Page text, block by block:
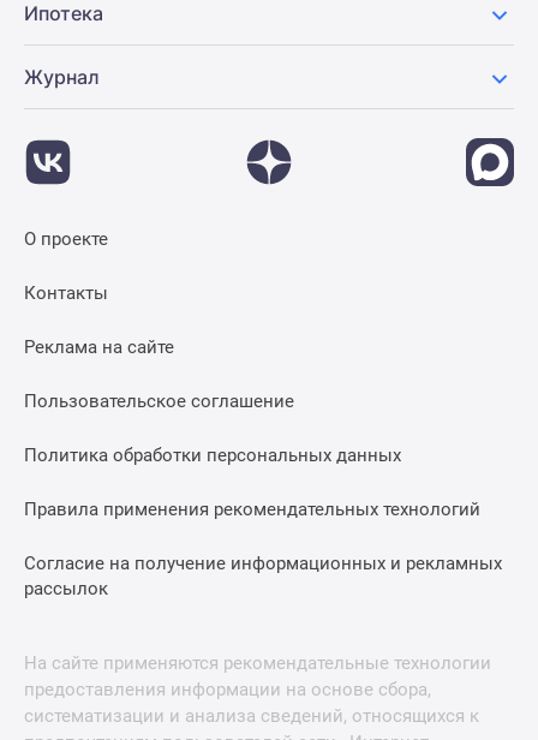
Ипотека
Журнал
О проекте
Контакты
Реклама на сайте
Пользовательское соглашение
Политика обработки персональных данных
Правила применения рекомендательных технологий
Согласие на получение информационных и рекламных
рассылок
На сайте применяются рекомендательные технологии
предоставления информации на основе сбора,
систематизации и анализа сведений, относящихся к